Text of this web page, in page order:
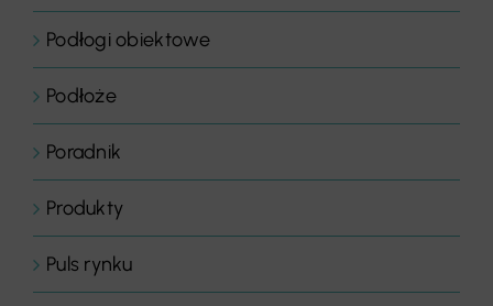
Podłogi obiektowe
Podłoże
Poradnik
Produkty
Puls rynku